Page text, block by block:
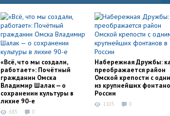
«Всё, что мы создали,
работает»: Почётный
гражданин Омска
Владимир Шалак — о
сохранении культуры в
лихие 90-е
685 0
Набережная Дружбы:
преображается район
Омской крепости с
из крупнейших
России
1105 0